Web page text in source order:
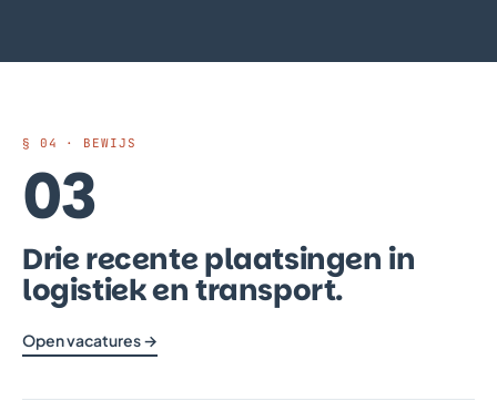
§ 04 · BEWIJS
03
Drie recente plaatsingen in
logistiek en transport.
Open vacatures →